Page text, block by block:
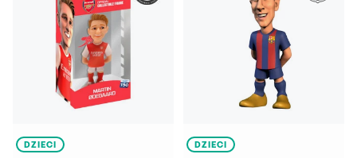
DZIECI DZIECI